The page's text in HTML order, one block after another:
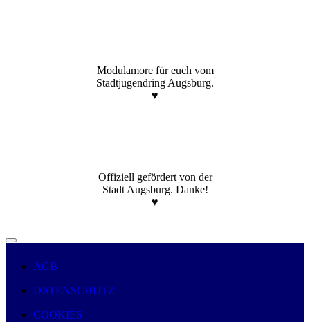
Modulamore für euch vom
Stadtjugendring Augsburg.
♥️
Offiziell gefördert von der
Stadt Augsburg. Danke!
♥️
AGB
DATENSCHUTZ
COOKIES